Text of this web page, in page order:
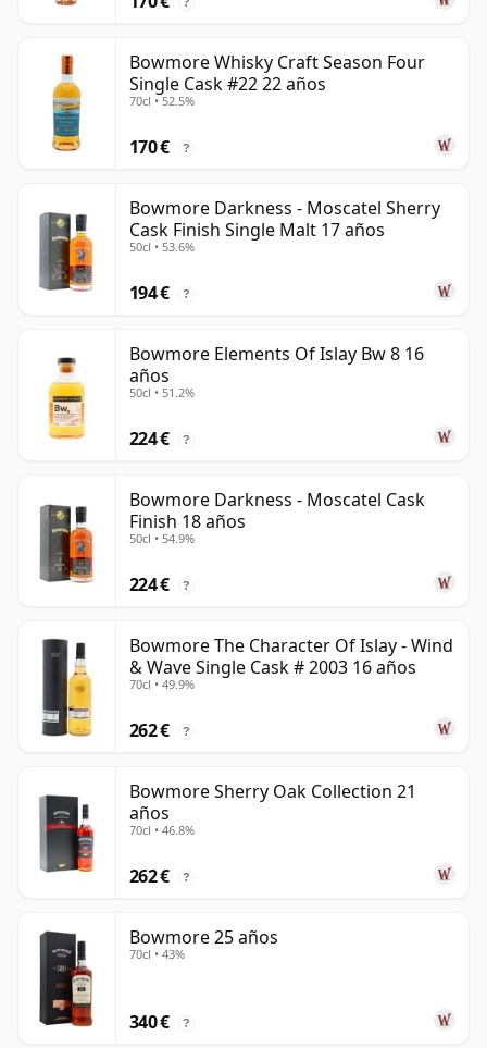
Bowmore Whisky Craft Season Four
Single Cask #22 22 años
70cl • 52.5%
170 € ?
Bowmore Darkness - Moscatel Sherry
Cask Finish Single Malt 17 años
50cl • 53.6%
194 € ?
Bowmore Elements Of Islay Bw 8 16
años
50cl • 51.2%
224 € ?
Bowmore Darkness - Moscatel Cask
Finish 18 años
50cl • 54.9%
224 € ?
Bowmore The Character Of Islay - Wind
& Wave Single Cask # 2003 16 años
70cl • 49.9%
262 € ?
Bowmore Sherry Oak Collection 21
años
70cl • 46.8%
262 € ?
Bowmore 25 años
70cl • 43%
340 € ?